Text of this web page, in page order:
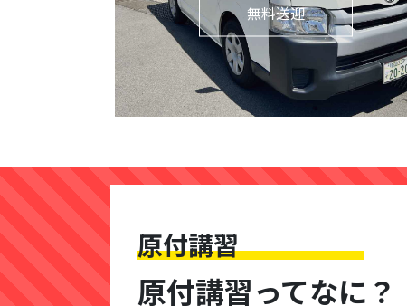
無料送迎
原付講習
原付講習ってなに？